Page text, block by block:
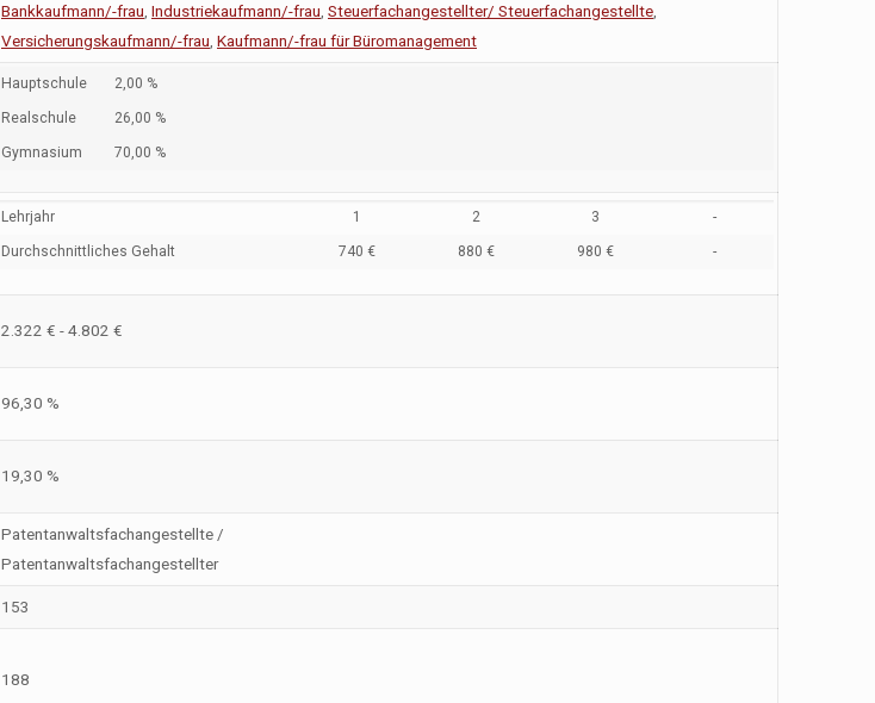
Bankkaufmann/-frau Industriekaufmann/-frau Steuerfachangestellter/ Steuerfachangestellte
Versicherungskaufmann/-frau Kaufmann/-frau für Büromanagement
Hauptschule 2,00 %
Realschule 26,00 %
Gymnasium 70,00 %
Lehrjahr 1 2 3 -
Durchschnittliches Gehalt 740 € 880 € 980 € -
2.322 € - 4.802 €
96,30 %
19,30 %
Patentanwaltsfachangestellte /
Patentanwaltsfachangestellter
153
188